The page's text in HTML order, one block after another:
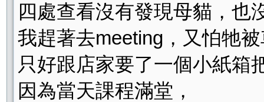
四處查看沒有發現母貓，也
我趕著去meeting，又怕牠
只好跟店家要了一個小紙箱
因為當天課程滿堂，